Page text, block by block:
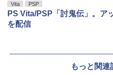
Vita PSP
PS Vita/PSP「討鬼伝」。ア
を配信
もっと関連